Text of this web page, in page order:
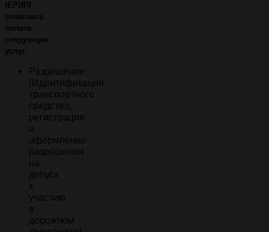
(ЕРИП)
возможна
оплата
следующих
услуг:
Разрешение
(Идентификация
транспортного
средства,
регистрация
и
оформление
разрешения
на
допуск
к
участию
в
дорожном